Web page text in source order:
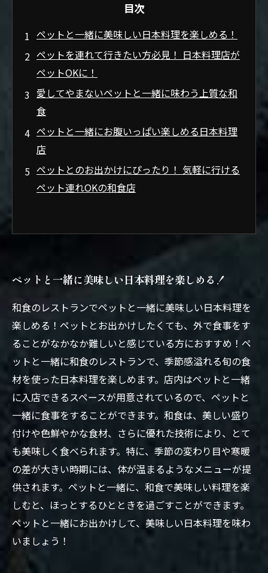
目次
ペットと一緒に美味しい日本料理を楽しめる！
ペットを連れて行きたい方必見！ 日本料理店が
ペットOKに！
愛してやまないペットと一緒に味わう上質な和
食
ペットと一緒にお腹いっぱい楽しめる日本料理
店
ペットとのお出かけにぴったり！ 気軽に行ける
ペット連れOKの和食店
ペットと一緒に美味しい日本料理を楽しめる！
和食のレストランでペットと一緒に美味しい日本料理を
楽しめる！ペットとお出かけしたくても、外で食事をす
ることがなかなか難しいと感じている方におすすめ！ペ
ットと一緒に和食のレストランで、季節感溢れる旬の食
材を使った日本料理を楽しめます。店内はペットと一緒
に入店できるスペースが用意されているので、ペットと
一緒に食事をすることができます。和食は、美しい盛り
付けや色鮮やかな食材、さらに優れた技術により、とて
も美味しく食べられます。特に、季節の変わり目や寒暖
の差が大きい時期には、体が温まるようなメニューが提
供されます。ペットと一緒に、和食で美味しい料理を楽
しむと、ほっとするひとときを過ごすことができます。
ペットと一緒にお出かけして、美味しい日本料理を味わ
いましょう！